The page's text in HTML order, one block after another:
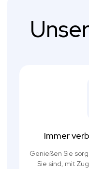
Immer
Genießen Sie
Sie sind, mit